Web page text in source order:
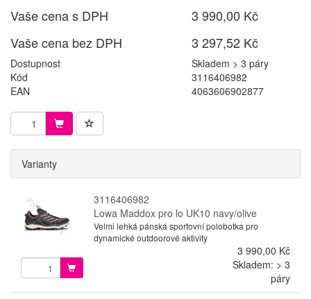
Vaše cena s DPH
3 990,00 Kč
Vaše cena bez DPH
3 297,52 Kč
Dostupnost
Skladem > 3 páry
Kód
3116406982
EAN
4063606902877
Varianty
3116406982
Lowa Maddox pro lo UK10 navy/olive
Velmi lehká pánská sportovní polobotka pro
dynamické outdoorové aktivity
3 990,00 Kč
Skladem: > 3
páry